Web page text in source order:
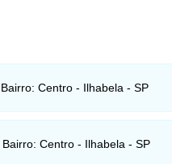
Centro - Ilhabela - SP
Centro - Ilhabela - SP